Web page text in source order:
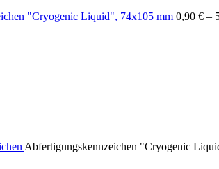
"Cryogenic Liquid", 74x105 mm 0,90 € –
Abfertigungskennzeichen "Cryogenic